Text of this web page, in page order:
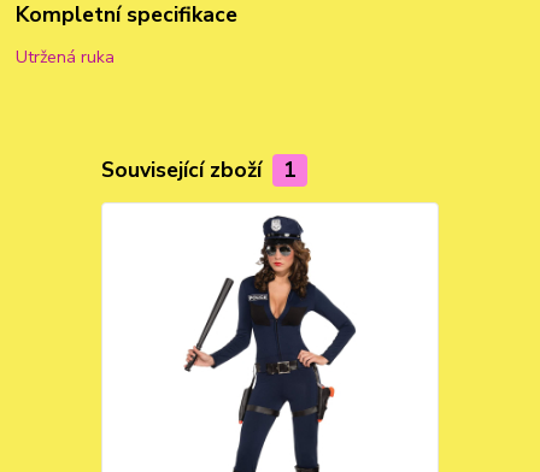
Kompletní specifikace
Utržená ruka
Související zboží 1